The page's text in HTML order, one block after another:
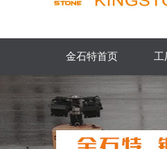
金石特首页 工